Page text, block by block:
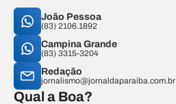
João Pessoa
(83) 2106.1892
Campina Grande
(83) 3315-3204
Redação
jornalismo@jornaldaparaiba.com.br
Qual a Boa?